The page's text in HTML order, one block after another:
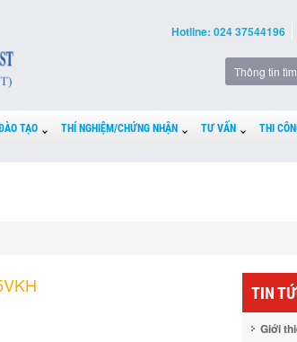
Hotline: 024 37544196
TẠO THÍ NGHIỆM/CHỨNG NHẬN TƯ VẤN THI
TIN
Giới